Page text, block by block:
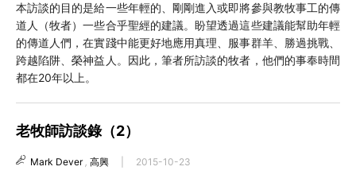
越南語
意大利語
德語
韓語
土耳其語
阿拉伯語
阿爾巴尼亞語
塞爾維亞語 柬埔寨語
本訪談的目的是給一些年輕的、剛剛進入或即將參與教牧事工的傳
道人（牧者）一些合乎聖經的建議。盼望透過這些建議能幫助年輕
的傳道人們，在實踐中能更好地應用真理、服事群羊、勝過挑戰、
跨越陷阱、榮神益人。因此，筆者所訪談的牧者，他們的事奉時間
都在20年以上。
老牧師訪談錄（2）
Mark Dever , 高興 2015-10-23